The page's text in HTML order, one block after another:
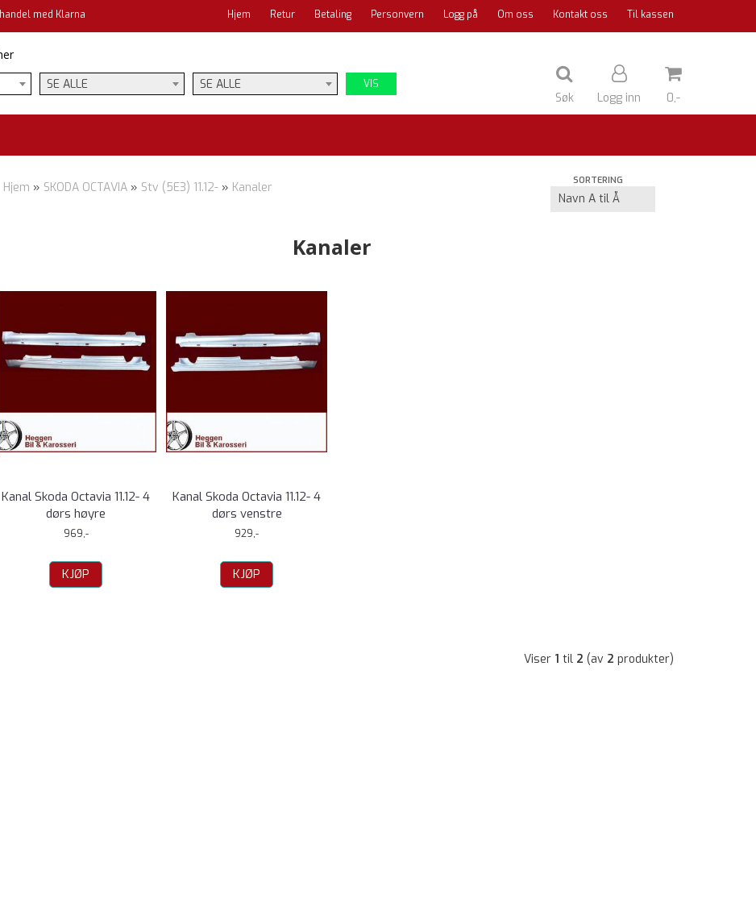
med Klarna Hjem Retur Betaling Personvern Logg på Om oss Kontakt oss Til kassen
SE ALLE SE ALLE VIS
Søk Logg inn 0,-
Hjem » SKODA OCTAVIA» Stv (5E3) 11.12-» Kanaler SORTERING
Kanaler
Kanal Skoda Octavia 11.12- 4
dørs høyre
969,-
KJØP
Kanal Skoda Octavia 11.12- 4
dørs venstre
929,-
KJØP
Viser 1 til 2 (av 2 produkter)